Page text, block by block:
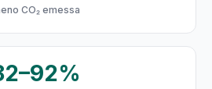
CO₂ emessa